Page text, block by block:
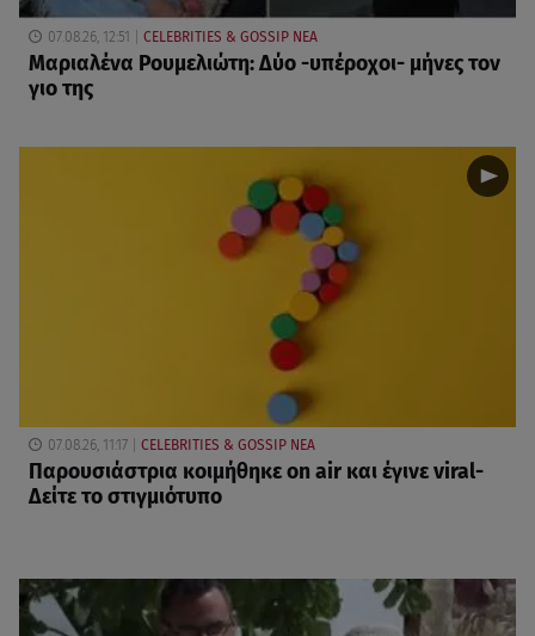
07.08.26, 12:51 CELEBRITIES & GOSSIP ΝΕΑ
Μαριαλένα Ρουμελιώτη: Δύο -υπέροχοι- μήνες τον
γιο της
07.08.26, 11:17 CELEBRITIES & GOSSIP ΝΕΑ
Παρουσιάστρια κοιμήθηκε on air και έγινε viral-
Δείτε το στιγμιότυπο